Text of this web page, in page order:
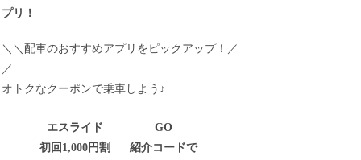
プリ！
＼＼配車のおすすめアプリをピックアップ！／
／
オトクなクーポンで乗車しよう♪
エスライド
初回1,000円割
GO
紹介コードで